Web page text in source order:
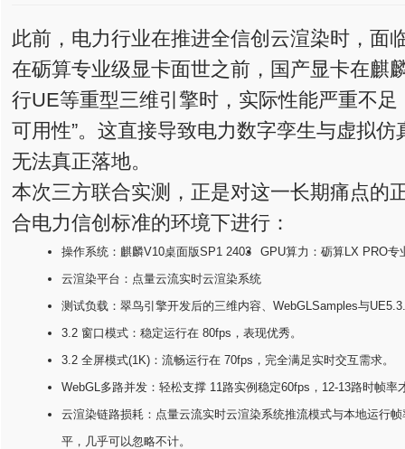
此前，电力行业在推进全信创云渲染时，面
在砺算专业级显卡面世之前，国产显卡在麒
行UE等重型三维引擎时，实际性能严重不足
可用性”。这直接导致电力数字孪生与虚拟
无法真正落地。
本次三方联合实测，正是对这一长期痛点的
合电力信创标准的环境下进行：
操作系统：麒麟V10桌面版SP1 2403
GPU算力：砺算LX PRO专
云渲染平台：点量云流实时云渲染系统
测试负载：翠鸟引擎开发后的三维内容、WebGLSamples与
3.2 窗口模式：稳定运行在 80fps，表现优秀。
3.2 全屏模式(1K)：流畅运行在 70fps，完全满足实时交互需求。
WebGL多路并发：轻松支撑 11路实例稳定60fps，12-13路时帧率
云渲染链路损耗：点量云流实时云渲染系统推流模式与本地运行
平，几乎可以忽略不计。